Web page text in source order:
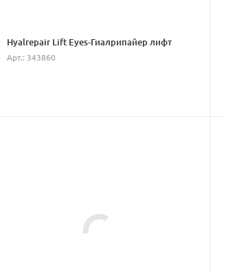
Hyalrepair Lift Eyes-Гиалрипайер лифт
Арт.: 343860